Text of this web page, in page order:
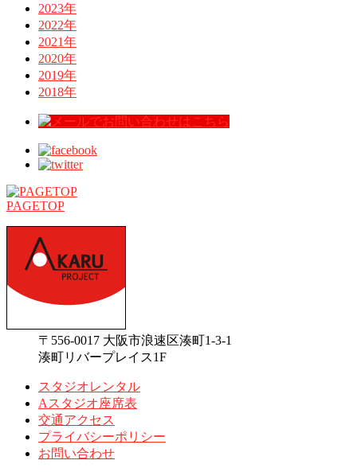
2023年
2022年
2021年
2020年
2019年
2018年
PAGETOP
〒556-0017 大阪市浪速区湊町1-3-1
湊町リバープレイス1F
スタジオレンタル
Aスタジオ座席表
交通アクセス
プライバシーポリシー
お問い合わせ